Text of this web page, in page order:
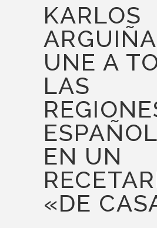
KARLOS
UNE A
LAS
EN UN
«DE